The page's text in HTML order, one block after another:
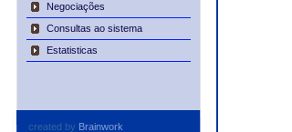
Negociações
Consultas ao sistema
Estatisticas
created by Brainwork